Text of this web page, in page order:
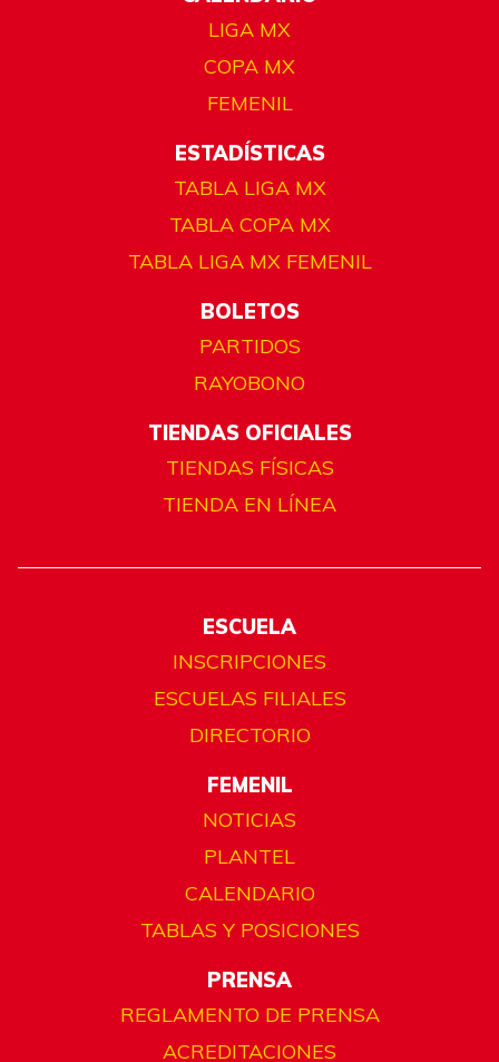
LIGA MX
COPA MX
FEMENIL
ESTADÍSTICAS
TABLA LIGA MX
TABLA COPA MX
TABLA LIGA MX FEMENIL
BOLETOS
PARTIDOS
RAYOBONO
TIENDAS OFICIALES
TIENDAS FÍSICAS
TIENDA EN LÍNEA
ESCUELA
INSCRIPCIONES
ESCUELAS FILIALES
DIRECTORIO
FEMENIL
NOTICIAS
PLANTEL
CALENDARIO
TABLAS Y POSICIONES
PRENSA
REGLAMENTO DE PRENSA
ACREDITACIONES